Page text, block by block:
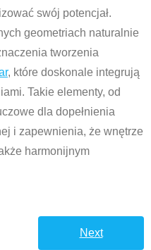
swój potencjał.
geometriach naturalnie
tworzenia
, które doskonale integrują
Takie elementy, od
dla dopełnienia
i zapewnienia, że wnętrze
harmonijnym
Next